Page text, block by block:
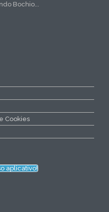
Bochio...
Cookies
aplicativo!